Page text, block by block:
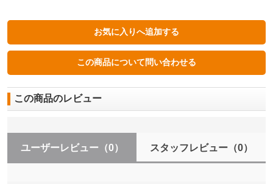
この商品のレビュー
ユーザーレビュー （0） スタッフレビュー（0）